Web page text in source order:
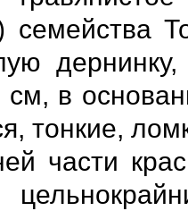
семейства
см, в
тонкие,
части